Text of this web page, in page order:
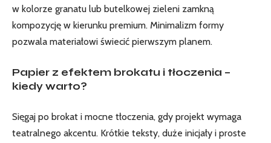
w kolorze granatu lub butelkowej zieleni zamkną
kompozycję w kierunku premium. Minimalizm formy
pozwala materiałowi świecić pierwszym planem.
Papier z efektem brokatu i tłoczenia –
kiedy warto?
Sięgaj po brokat i mocne tłoczenia, gdy projekt wymaga
teatralnego akcentu. Krótkie teksty, duże inicjały i proste